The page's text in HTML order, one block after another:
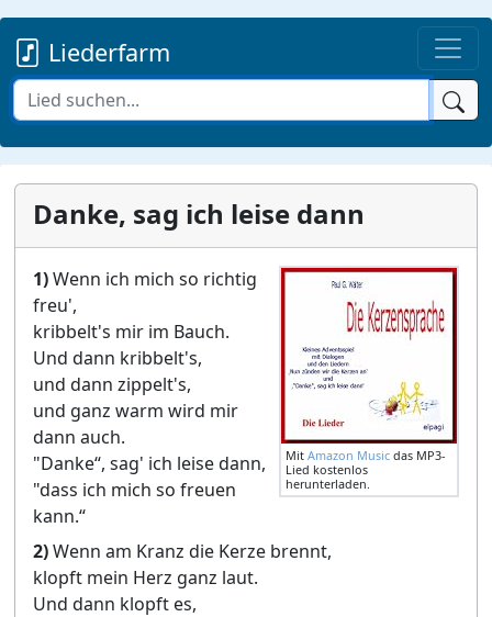
Liederfarm
Danke, sag ich leise dann
Mit Amazon Music das MP3-
Lied kostenlos
herunterladen.
1)Wenn ich mich so richtig
freu',
kribbelt's mir im Bauch.
Und dann kribbelt's,
und dann zippelt's,
und ganz warm wird mir
dann auch.
"Danke“, sag' ich leise dann,
"dass ich mich so freuen
kann.“
2)Wenn am Kranz die Kerze brennt,
klopft mein Herz ganz laut.
Und dann klopft es,